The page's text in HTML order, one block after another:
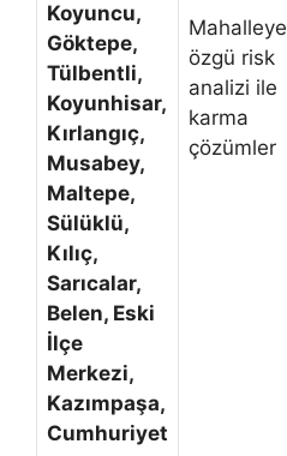
Koyuncu,
Göktepe,
Tülbentli,
Koyunhisar,
Kırlangıç,
Musabey,
Maltepe,
Sülüklü,
Kılıç,
Sarıcalar,
Belen, Eski
İlçe
Merkezi,
Kazımpaşa,
Cumhuriyet
Mahalleye
özgü risk
analizi ile
karma
çözümler